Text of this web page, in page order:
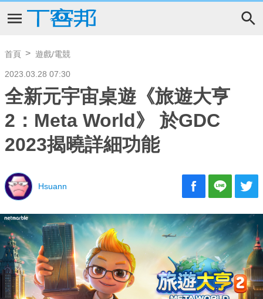
首頁 遊戲/電競
2023.03.28 07:30
全新元宇宙桌遊《旅遊大亨
2：Meta World》 於GDC
2023揭曉詳細功能
Hsuann